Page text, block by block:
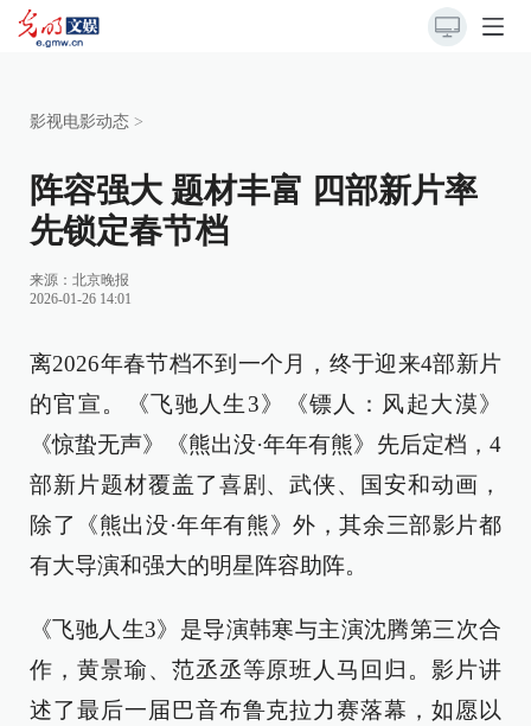
影视电影动态 >
阵容强大 题材丰富 四部新片率
先锁定春节档
来源： 北京晚报
2026-01-26 14:01
离2026年春节档不到一个月，终于迎来4部新片
的官宣。《飞驰人生3》《镖人：风起大漠》
《惊蛰无声》《熊出没·年年有熊》先后定档，4
部新片题材覆盖了喜剧、武侠、国安和动画，
除了《熊出没·年年有熊》外，其余三部影片都
有大导演和强大的明星阵容助阵。
《飞驰人生3》是导演韩寒与主演沈腾第三次合
作，黄景瑜、范丞丞等原班人马回归。影片讲
述了最后一届巴音布鲁克拉力赛落幕，如愿以